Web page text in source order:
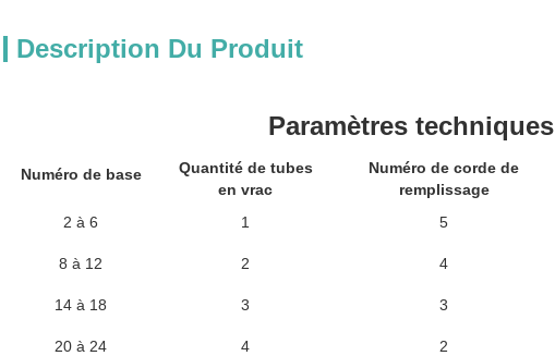
Description Du Produit
Paramètres techniques
Numéro de base
Quantité de tubes
en vrac
Numéro de corde de
remplissage
2 à 6
1 5
8 à 12 2 4
14 à 18 3 3
20 à 24 4 2